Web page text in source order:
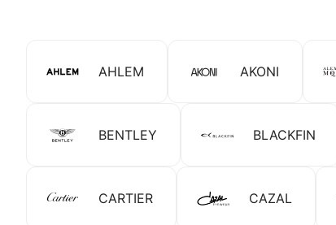
AHLEM AKONI
BENTLEY BLACKFIN
CARTIER CAZAL